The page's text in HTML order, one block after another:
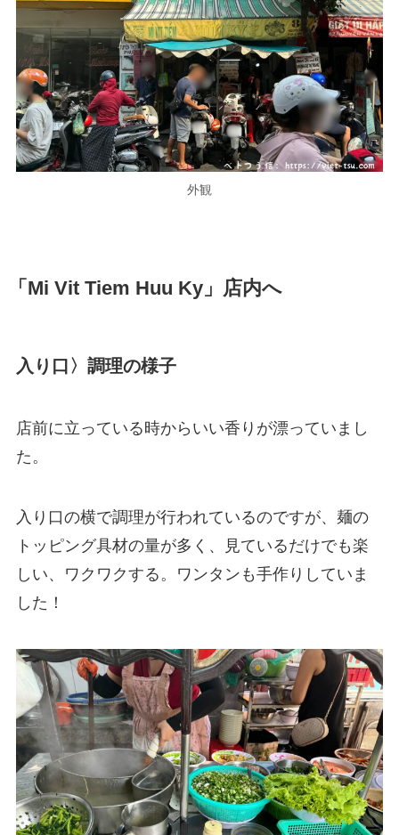
外観
「Mi Vit Tiem Huu Ky」店内へ
入り口〉調理の様子
店前に立っている時からいい香りが漂っていまし
た。
入り口の横で調理が行われているのですが、麺の
トッピング具材の量が多く、見ているだけでも楽
しい、ワクワクする。ワンタンも手作りしていま
した！